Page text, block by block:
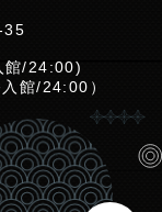
35
館/24:00)
館/24:00）